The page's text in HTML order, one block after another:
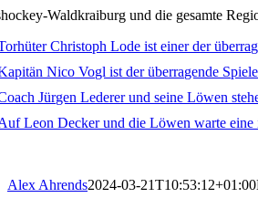
Waldkraiburg und die gesamte
Alex Ahrends2024-03-21T10:53:12+01:00